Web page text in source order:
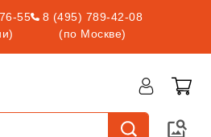
55
8 (495) 789-42-08
(по Москве)